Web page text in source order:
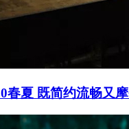
春夏 既简约流畅又